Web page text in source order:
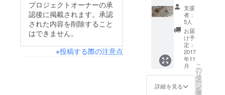
ティーも追加したので
ご覧くださいませ〜！
認識することができま
した。 全く知らない
人から支援をもらえた
自分で生きる経済圏を
プロジェクトオーナーの承
認後に掲載されます。承認
された内容を削除すること
はできません。
※投稿する際の注意点
更も相
談の上
可能で
す。 ・
期間中
は何度
でもバ
ナー変
更に応
じま
す。 ・
いい場
所で
す。 ■
記事下
広告左
（横
300×縦
250）
・大き
さの変
更も相
ハン
ティン
グツ
アー
（銃や
ナイフ
は持て
ませ
ん） ・
1つの購
入で1人
まで可
支援
者：
5人
お届
け予
定：
2017
年11
月
詳細を見る
こ
の
リ
タ
ー
ン
を